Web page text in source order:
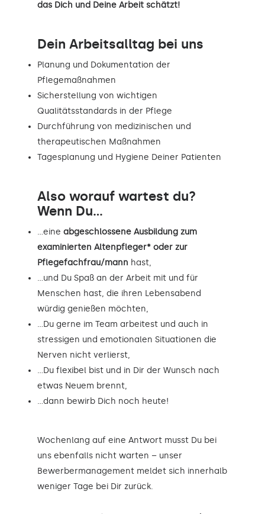
das Dich und Deine Arbeit schätzt!
Dein Arbeitsalltag bei uns
Planung und Dokumentation der
Pflegemaßnahmen
Sicherstellung von wichtigen
Qualitätsstandards in der Pflege
Durchführung von medizinischen und
therapeutischen Maßnahmen
Tagesplanung und Hygiene Deiner Patienten
Also worauf wartest du?
Wenn Du...
…eine abgeschlossene Ausbildung zum
examinierten Altenpfleger* oder zur
Pflegefachfrau/mann hast,
…und Du Spaß an der Arbeit mit und für
Menschen hast, die ihren Lebensabend
würdig genießen möchten,
…Du gerne im Team arbeitest und auch in
stressigen und emotionalen Situationen die
Nerven nicht verlierst,
…Du flexibel bist und in Dir der Wunsch nach
etwas Neuem brennt,
…dann bewirb Dich noch heute!
Wochenlang auf eine Antwort musst Du bei
uns ebenfalls nicht warten – unser
Bewerbermanagement meldet sich innerhalb
weniger Tage bei Dir zurück.